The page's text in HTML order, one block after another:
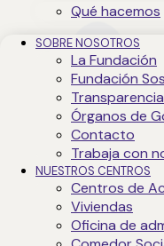
Qué hacemos
SOBRE NOSOTROS
La Fundación
Fundación
Transparencia
Órganos de
Contacto
Trabaja con
NUESTROS CENTROS
Centros de
Viviendas
Oficina de